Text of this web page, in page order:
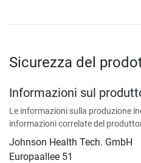
Sicurezza del
Informazioni sul
Le informazioni sulla produzione
informazioni correlate del
Johnson Health Tech. GmbH
Europaallee 51